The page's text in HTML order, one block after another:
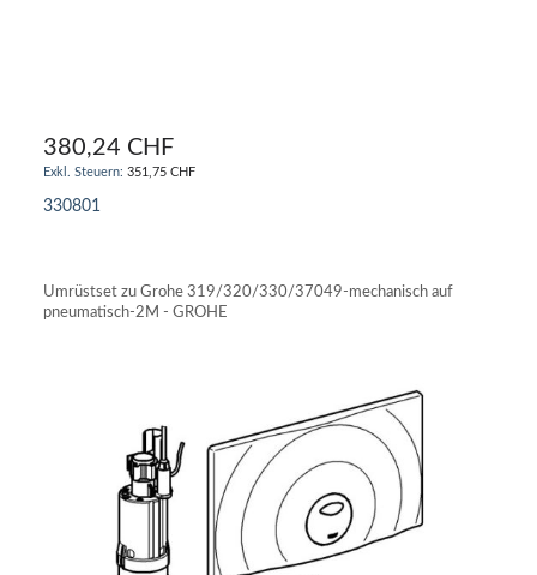
380,24 CHF
351,75 CHF
330801
Umrüstset zu Grohe 319/320/330/37049-mechanisch auf
pneumatisch-2M - GROHE